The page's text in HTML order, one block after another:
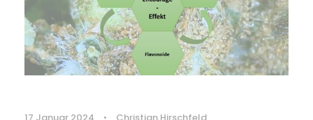
17 Januar 2024 •
Christian Hirschfeld